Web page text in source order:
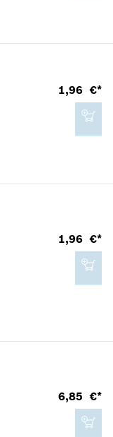
no
no
1,96 €*
no
1,96 €*
6,85 €*